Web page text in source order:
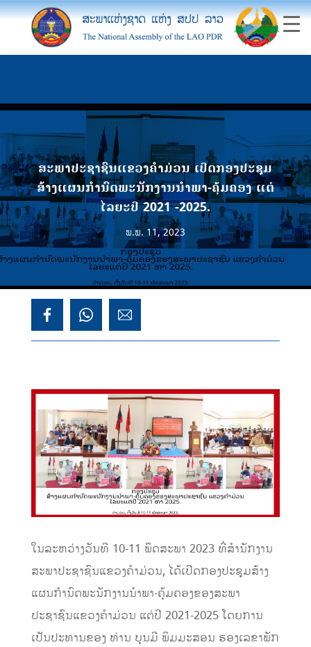
ສະພາປະຊາຊົນແຂວງຄໍາມ່ວນ ເປີດກອງປະຊຸມ
ສ້າງແຜນກຳນົດພະນັກງານນຳພາ-ຄຸ້ມຄອງ ແຕ່
ໄລຍະປີ 2021 -2025.
ພ.ພ. 11, 2023
ໃນລະຫວ່າງວັນທີ 10-11 ພຶດສະພາ 2023 ທີ່ສໍານັກງານ
ສະພາປະຊາຊົນແຂວງຄໍາມ່ວນ, ໄດ້ເປີດກອງປະຊຸມສ້າງ
ແຜນກຳນົດພະນັກງານນຳພາ-ຄຸ້ມຄອງຂອງສະພາ
ປະຊາຊົນແຂວງຄໍາມ່ວນ ແຕ່ປີ 2021-2025 ໂດຍການ
ເປັນປະທານຂອງ ທ່ານ ບຸນມີ ພິມມະສອນ ຮອງເລຂາພັກ